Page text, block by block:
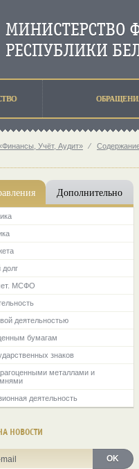
Учёт, Аудит» ⁄
Дополнительно
долг
МСФО
деятельностью
бумагам
знаков
металлами и
деятельность
НОВОСТИ
OK